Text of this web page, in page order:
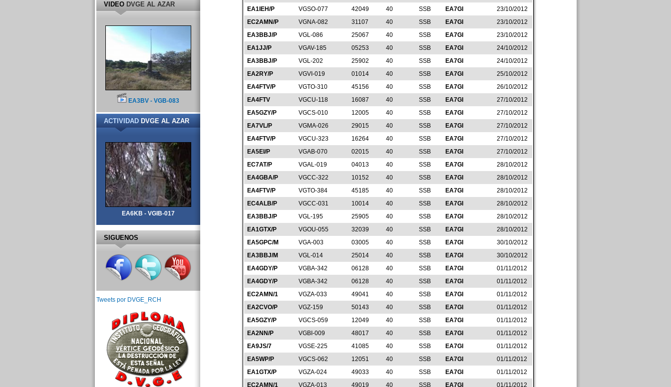
EA1IEH/P
VGSO-077 42049 40 SSB EA7GI
23/10/2012
EC2AMN/P
VGNA-082 31107 40 SSB EA7GI
23/10/2012
EA3BBJ/P
VGL-086 25067 40 SSB EA7GI
23/10/2012
EA1JJ/P
VGAV-185 05253 40 SSB EA7GI
24/10/2012
EA3BBJ/P
VGL-202 25902 40 SSB EA7GI
24/10/2012
EA2RY/P
VGVI-019 01014 40 SSB EA7GI
25/10/2012
EA4FTV/P
VGTO-310 45156 40 SSB EA7GI
26/10/2012
EA4FTV
VGCU-118 16087 40 SSB EA7GI
27/10/2012
EA5GZY/P
VGCS-010 12005 40 SSB EA7GI
27/10/2012
EA7VL/P
VGMA-026 29015 40 SSB EA7GI
27/10/2012
EA4FTV/P
VGCU-323 16264 40 SSB EA7GI
27/10/2012
EA5EI/P
VGAB-070 02015 40 SSB EA7GI
27/10/2012
EC7AT/P
VGAL-019 04013 40 SSB EA7GI
28/10/2012
EA4GBA/P
VGCC-322 10152 40 SSB EA7GI
28/10/2012
EA4FTV/P
VGTO-384 45185 40 SSB EA7GI
28/10/2012
EC4ALB/P
VGCC-031 10014 40 SSB EA7GI
28/10/2012
EA3BBJ/P
VGL-195 25905 40 SSB EA7GI
28/10/2012
EA1GTX/P
VGOU-055 32039 40 SSB EA7GI
28/10/2012
EA5GPC/M
VGA-003 03005 40 SSB EA7GI
30/10/2012
EA3BBJ/M
VGL-014 25014 40 SSB EA7GI
30/10/2012
EA4GDY/P
VGBA-342 06128 40 SSB EA7GI
01/11/2012
EA4GDY/P
VGBA-342 06128 40 SSB EA7GI
01/11/2012
EC2AMN/1
VGZA-033 49041 40 SSB EA7GI
01/11/2012
EA2CVO/P
VGZ-159 50143 40 SSB EA7GI
01/11/2012
EA5GZY/P
VGCS-059 12049 40 SSB EA7GI
01/11/2012
EA2NN/P
VGBI-009 48017 40 SSB EA7GI
01/11/2012
EA9JS/7
VGSE-225 41085 40 SSB EA7GI
01/11/2012
EA5WP/P
VGCS-062 12051 40 SSB EA7GI
01/11/2012
EA1GTX/P
VGZA-024 49033 40 SSB EA7GI
01/11/2012
EC2AMN/1
VGZA-013 49019 40 SSB EA7GI 01/11/2012
VIDEODVGE AL AZAR
EA3BV - VGB-083
ACTIVIDADDVGE AL AZAR
EA6KB - VGIB-017
SIGUENOS
Tweets por DVGE_RCH